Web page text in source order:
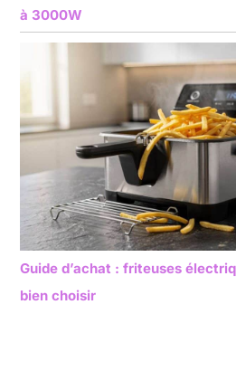
à 3000W
Guide d’achat : friteuses
bien choisir